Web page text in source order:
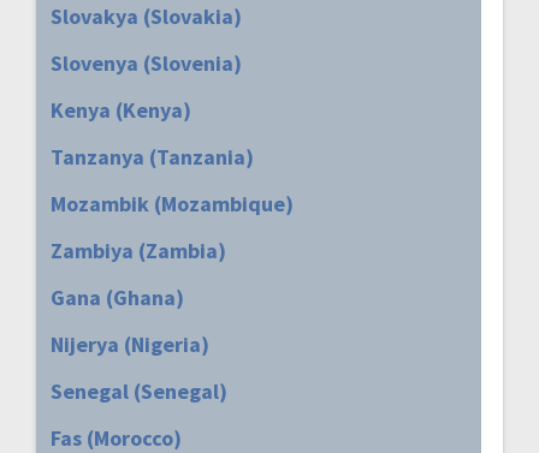
Slovakya (Slovakia)
Slovenya (Slovenia)
Kenya (Kenya)
Tanzanya (Tanzania)
Mozambik (Mozambique)
Zambiya (Zambia)
Gana (Ghana)
Nijerya (Nigeria)
Senegal (Senegal)
Fas (Morocco)